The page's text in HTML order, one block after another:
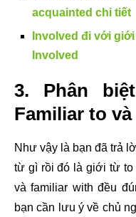
acquainted chi tiết
Involved đi với
Involved
3. Phân
Familiar to
Như vậy là bạn đã trả
từ gì rồi đó là giới từ
và familiar with đều
bạn cần lưu ý về chủ